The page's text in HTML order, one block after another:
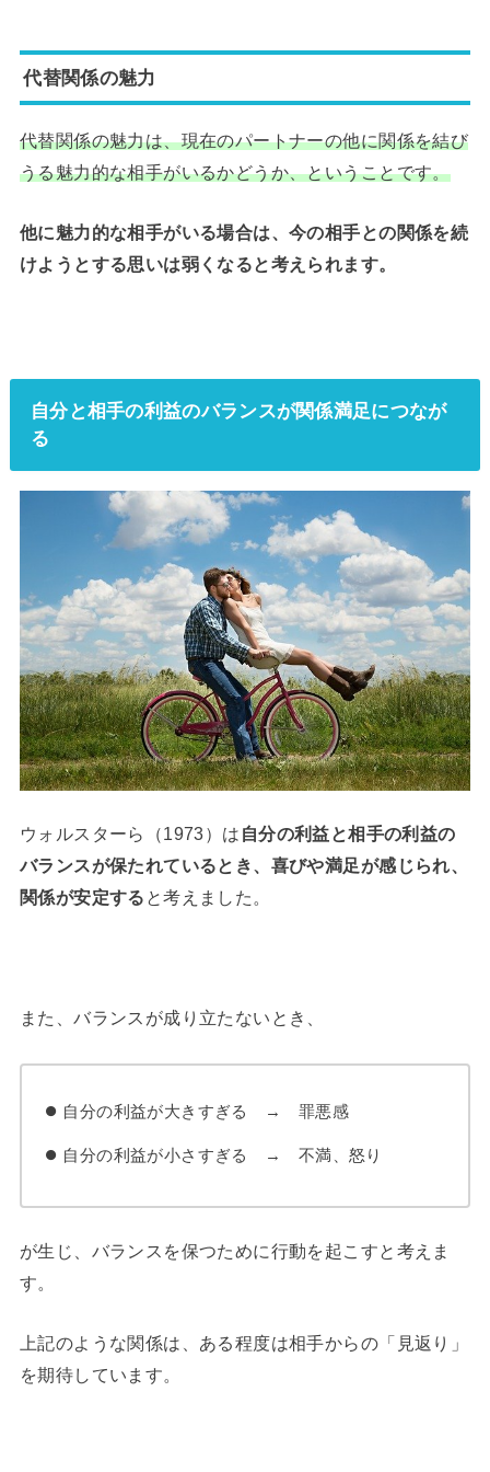
代替関係の魅力
代替関係の魅力は、現在のパートナーの他に関係を結び
うる魅力的な相手がいるかどうか、ということです。
他に魅力的な相手がいる場合は、今の相手との関係を続
けようとする思いは弱くなると考えられます。
自分と相手の利益のバランスが関係満足につなが
る
ウォルスターら（1973）は 自分の利益と相手の利益の
バランスが保たれているとき、喜びや満足が感じられ、
関係が安定する と考えました。
また、バランスが成り立たないとき、
自分の利益が大きすぎる → 罪悪感
自分の利益が小さすぎる → 不満、怒り
が生じ、バランスを保つために行動を起こすと考えま
す。
上記のような関係は、ある程度は相手からの「見返り」
を期待しています。